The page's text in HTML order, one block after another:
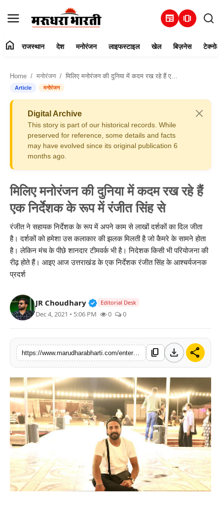
newspaper amp_stories
संपर्क करें
राजस्थान
मनोरंजन
लाइफस्टाइल
खेल
बिज़नेस
टेक्नोलॉजी
शिक्षा
वीडियो
home राजस्थान देश मनोरंजन लाइफस्टाइल खेल बिज़नेस
Home मनोरंजन मिलिए मनोरंजन की दुनिया में कदम रख रहे हैं एक निर्देशक के रूप में रंजीत सिंह से
Article मनोरंजन
Digital Archive
This story is part of our historical records. While
preserved for reference, some details and facts
may have evolved since its original publication 6
months ago.
मिलिए मनोरंजन की दुनिया में कदम रख रहे हैं
एक निर्देशक के रूप में रंजीत सिंह से
रंजीत ने सहायक निर्देशक के रूप में अपने काम से लाखों दर्शकों का दिल जीता
है। दर्शकों को हमेशा उस कलाकार की झलक मिलती है जो कैमरे के सामने होता
है। लेकिन मंच के पीछे शानदार टीमवर्क भी है। निदेशक किसी भी परियोजना की
रीढ़ होते हैं। आइए आज उत्तराखंड के एक निर्देशक रंजीत सिंह के आश्चर्यजनक
प्रदर्श
JR Choudhary Verified Public Figure • 30 Mar,
Editorial Desk
Dec 4, 2021 • 5:06 PM 0 0
https://www.marudharabharti.com/entertainment/meet-ranjit-singh-who-is-entering-world content_copy download share